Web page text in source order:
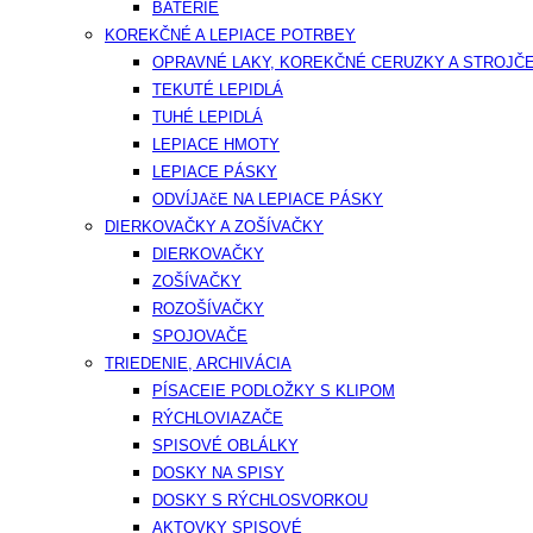
BATÉRIE
KOREKČNÉ A LEPIACE POTRBEY
OPRAVNÉ LAKY, KOREKČNÉ CERUZKY A
TEKUTÉ LEPIDLÁ
TUHÉ LEPIDLÁ
LEPIACE HMOTY
LEPIACE PÁSKY
ODVÍJAčE NA LEPIACE PÁSKY
DIERKOVAČKY A ZOŠÍVAČKY
DIERKOVAČKY
ZOŠÍVAČKY
ROZOŠÍVAČKY
SPOJOVAČE
TRIEDENIE, ARCHIVÁCIA
PÍSACEIE PODLOŽKY S KLIPOM
RÝCHLOVIAZAČE
SPISOVÉ OBLÁLKY
DOSKY NA SPISY
DOSKY S RÝCHLOSVORKOU
AKTOVKY SPISOVÉ